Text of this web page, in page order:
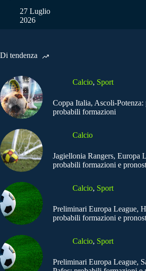
27 Luglio
2026
Di tendenza
Calcio, Sport
Coppa Italia, Ascoli-Potenza:
probabili formazioni
Calcio
Jagiellonia Rangers, Europa
probabili formazioni e
Calcio, Sport
Preliminari Europa League,
probabili formazioni e
Calcio, Sport
Preliminari Europa League,